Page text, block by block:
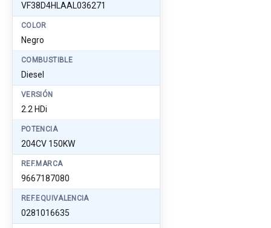
VF38D4HLAAL036271
COLOR
Negro
COMBUSTIBLE
Diesel
VERSIÓN
2.2 HDi
POTENCIA
204CV 150KW
REF.MARCA
9667187080
REF.EQUIVALENCIA
0281016635